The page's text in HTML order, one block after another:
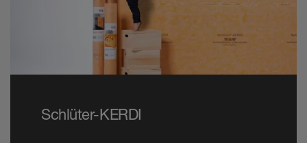
Schlüter-KERDI